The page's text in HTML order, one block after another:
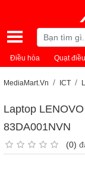
Điều hòa Quạt
MediaMart.Vn ICT
Laptop
83DA001NVN
(0)